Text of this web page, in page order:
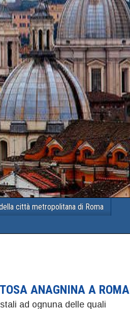
città metropolitana di Roma
ANAGNINA A ROMA
ad ognuna delle quali